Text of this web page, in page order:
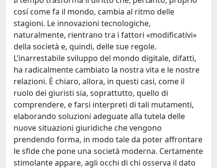
cosí come fa il mondo, cambia al ritmo delle
stagioni. Le innovazioni tecnologiche,
naturalmente, rientrano tra i fattori «modificativi»
della società e, quindi, delle sue regole.
L’inarrestabile sviluppo del mondo digitale, difatti,
ha radicalmente cambiato la nostra vita e le nostre
relazioni. È chiaro, allora, in questi casi, come il
ruolo dei giuristi sia, soprattutto, quello di
comprendere, e farsi interpreti di tali mutamenti,
elaborando soluzioni adeguate alla tutela delle
nuove situazioni giuridiche che vengono
prendendo forma, in modo tale da poter affrontare
le sfide che pone una società moderna. Certamente
stimolante appare, agli occhi di chi osserva il dato